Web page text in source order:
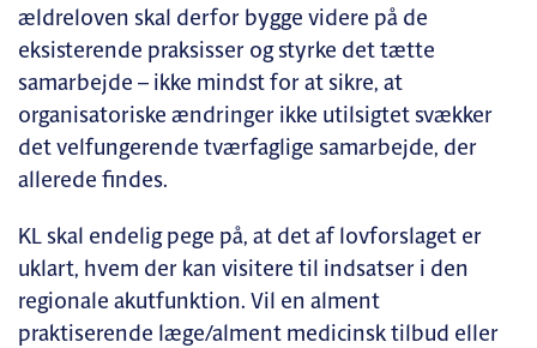
ældreloven skal derfor bygge videre på de
eksisterende praksisser og styrke det tætte
samarbejde – ikke mindst for at sikre, at
organisatoriske ændringer ikke utilsigtet svækker
det velfungerende tværfaglige samarbejde, der
allerede findes.
KL skal endelig pege på, at det af lovforslaget er
uklart, hvem der kan visitere til indsatser i den
regionale akutfunktion. Vil en alment
praktiserende læge/alment medicinsk tilbud eller